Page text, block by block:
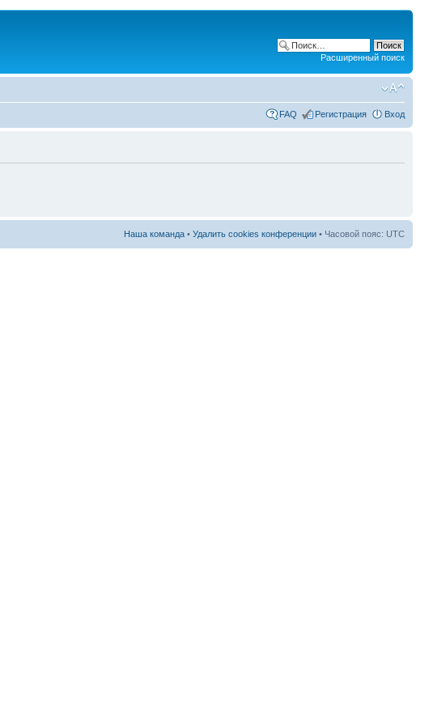
Расширенный поиск
FAQ Регистрация Вход
Наша команда • Удалить cookies конференции • Часовой пояс: UTC